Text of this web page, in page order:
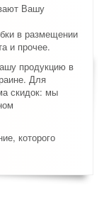
Вашу
в размещении
и прочее.
продукцию в
Для
скидок: мы
которого